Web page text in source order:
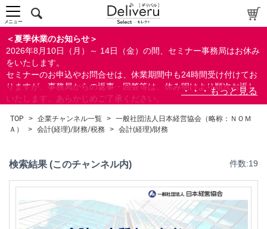
＜夏季休業のお知らせ＞
2026年8月10日（月）～ 14日（金）の間、セミナー事務局はお休み
をいたします。
セミナーのお申込やお問合せは、休業期間中も24時間受け付けてお
りますが、事務局からの返事・回答等は、休み明けより順次お返し
いたします。あらかじめご了承ください。
ができます。
メニュー
TOP > 企業チャンネル一覧 > 一般社団法人日本経営協会（略称：ＮＯＭ
Ａ）
> 会計(経理)/財務/税務 > 会計(経理)/財務
検索結果 (このチャンネル内) 件数:19